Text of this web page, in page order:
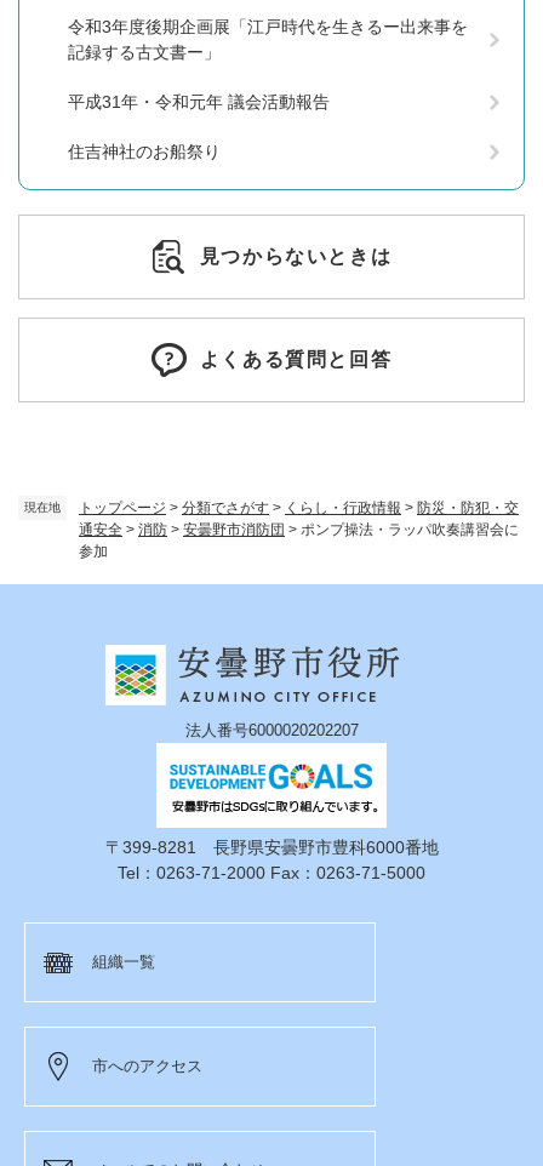
現在地 トップページ > 分類でさがす > くらし・行政情報 > 防災・防犯・交
通安全 > 消防 > 安曇野市消防団 > ポンプ操法・ラッパ吹奏講習会に
参加
令和3年度後期企画展「江戸時代を生きるー出来事を
記録する古文書ー」
平成31年・令和元年 議会活動報告
住吉神社のお船祭り
見つからないときは
よくある質問と回答
法人番号6000020202207
〒399-8281 長野県安曇野市豊科6000番地
Tel：0263-71-2000 Fax：0263-71-5000
組織一覧
市へのアクセス